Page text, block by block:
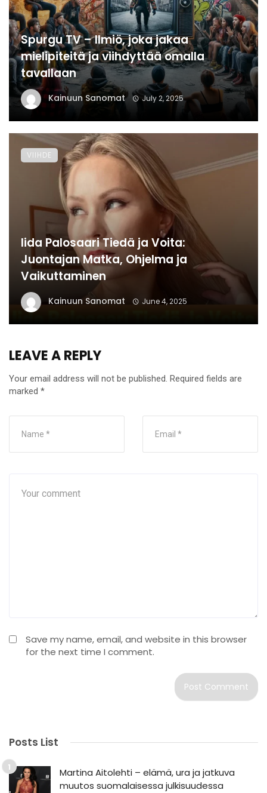
Spurgu TV – Ilmiö, joka jakaa
mielipiteitä ja viihdyttää omalla
tavallaan
Kainuun Sanomat July 2, 2025
Iida Palosaari Tiedä ja Voita:
Juontajan Matka, Ohjelma ja
Vaikuttaminen
Kainuun Sanomat June 4, 2025
VIIHDE
LEAVE A REPLY
Your email address will not be published. Required fields are
marked *
Save my name, email, and website in this browser
for the next time I comment.
Posts List
Martina Aitolehti – elämä, ura ja jatkuva
muutos suomalaisessa julkisuudessa